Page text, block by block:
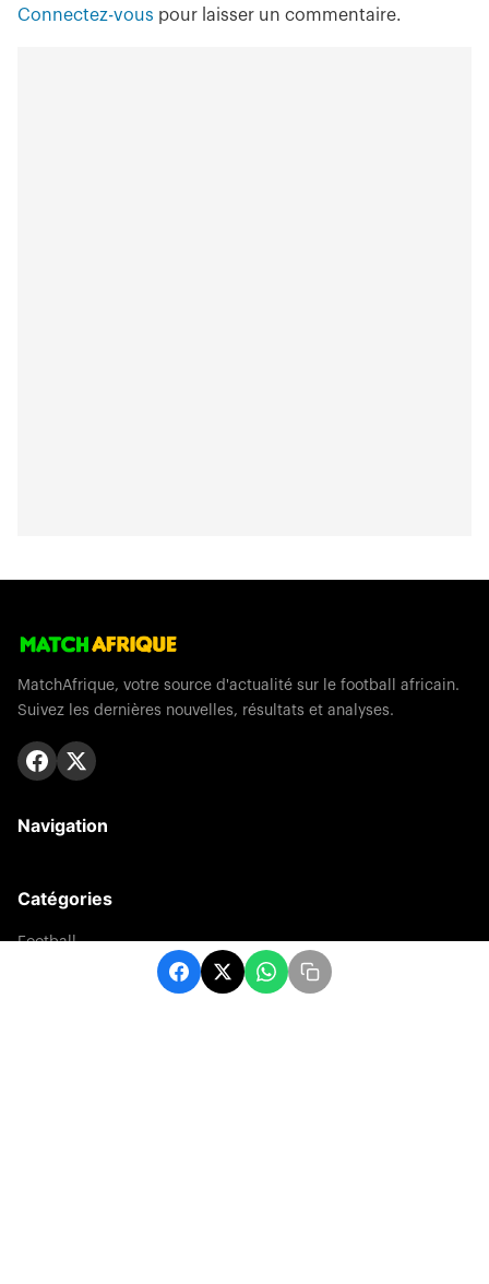
Connectez-vous pour laisser un commentaire.
MatchAfrique, votre source d'actualité sur le football africain.
Suivez les dernières nouvelles, résultats et analyses.
Navigation
Catégories
Football